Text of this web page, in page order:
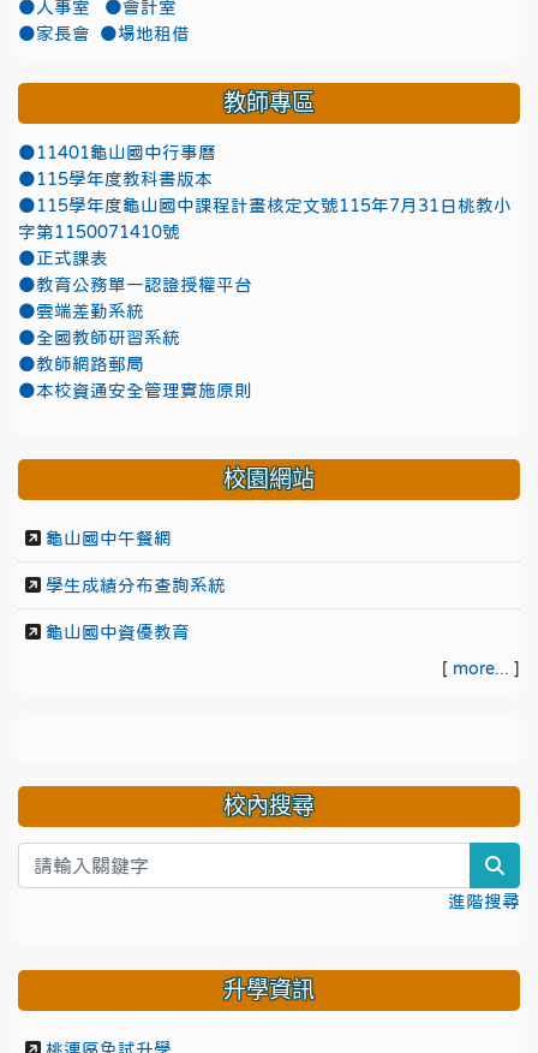
●人事室
●會計室
●家長會
●場地租借
教師專區
●11401龜山國中行事曆
●115學年度教科書版本
●115學年度龜山國中課程計畫核定文號115年7月31日桃教小
字第1150071410號
●正式課表
●教育公務單一認證授權平台
●雲端差勤系統
●全國教師研習系統
●教師網路郵局
●本校資通安全管理實施原則
校園網站
龜山國中午餐網
學生成績分布查詢系統
龜山國中資優教育
[ more... ]
校內搜尋
進階搜尋
升學資訊